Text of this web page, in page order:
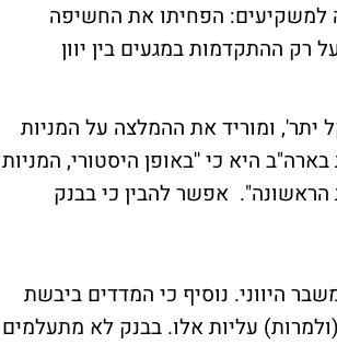
למשקיעים: הפחיתו את החשיפה
רק ההתקדמות במגעים בין יוון
ומוריד את ההמלצה על המניות
היא כי ''באופן היסטורי, המניות
הריבית הראשונה". אפשר להבין כי בבנק
היווני. נוסיף כי המדדים ביבשת
(ולמרות) עליות אלו. בבנק לא מתעלמים